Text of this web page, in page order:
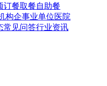
订餐取餐自助餐
构企事业单位医院
常见问答行业资讯